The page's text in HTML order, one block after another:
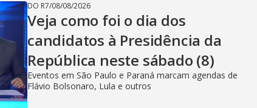
DO R7/08/08/2026
Veja como foi o dia dos
candidatos à Presidência da
República neste sábado (8)
Eventos em São Paulo e Paraná marcam agendas de
Flávio Bolsonaro, Lula e outros